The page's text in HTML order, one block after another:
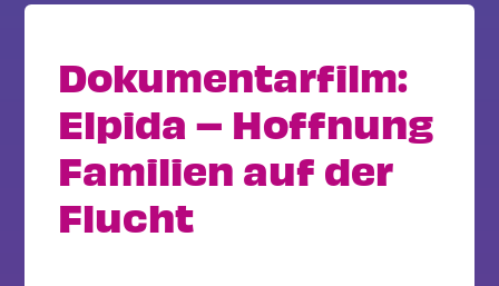
Dokumentarfilm:
Elpida – Hoffnung
Familien auf der
Flucht